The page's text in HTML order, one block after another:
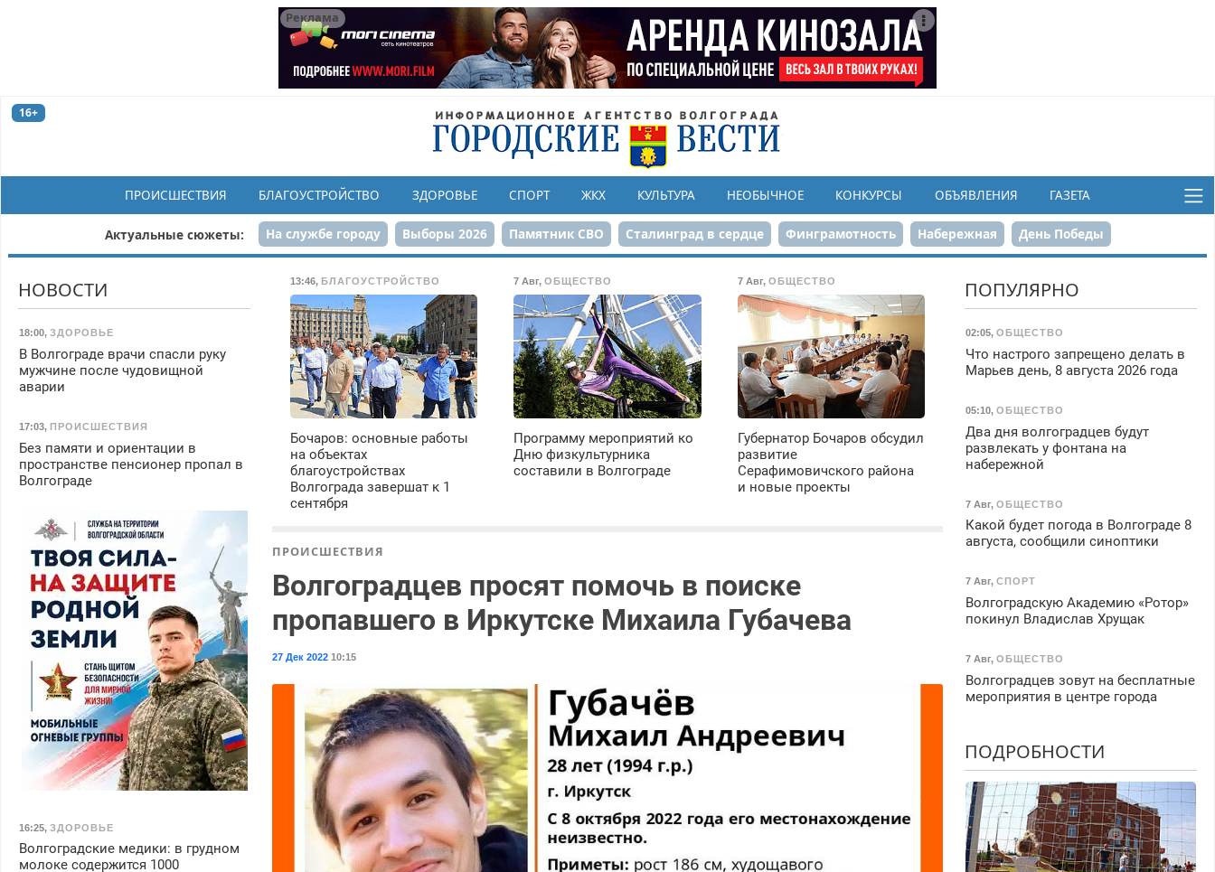
Реклама
16+
ПРОИСШЕСТВИЯ БЛАГОУСТРОЙСТВО ЗДОРОВЬЕ СПОРТ ЖКХ КУЛЬТУРА НЕОБЫЧНОЕ КОНКУРСЫ ОБЪЯВЛЕНИЯ ГАЗЕТА
Актуальные сюжеты: На службе городу Выборы 2026 Памятник СВО Сталинград в сердце Финграмотность Набережная День Победы
Реконструкция ЦПКиО 80-летие Победы Парк Героев-летчиков
13:46, БЛАГОУСТРОЙСТВО
Бочаров: основные работы
на объектах
благоустройствах
Волгограда завершат к 1
сентября
7 Авг,ОБЩЕСТВО
Программу мероприятий ко
Дню физкультурника
составили в Волгограде
7 Авг, ОБЩЕСТВО
Губернатор Бочаров обсудил
развитие
Серафимовичского района
и новые проекты
ПРОИСШЕСТВИЯ
Волгоградцев просят помочь в поиске
пропавшего в Иркутске Михаила Губачева
27 Дек 2022 10:15
НОВОСТИ
18:00, ЗДОРОВЬЕ
В Волгограде врачи спасли руку
мужчине после чудовищной
аварии
17:03, ПРОИСШЕСТВИЯ
Без памяти и ориентации в
пространстве пенсионер пропал в
Волгограде
16:25, ЗДОРОВЬЕ
Волгоградские медики: в грудном
молоке содержится 1000
ПОПУЛЯРНО
02:05, ОБЩЕСТВО
Что настрого запрещено делать в
Марьев день, 8 августа 2026 года
05:10, ОБЩЕСТВО
Два дня волгоградцев будут
развлекать у фонтана на
набережной
7 Авг, ОБЩЕСТВО
Какой будет погода в Волгограде 8
августа, сообщили синоптики
7 Авг, СПОРТ
Волгоградскую Академию «Ротор»
покинул Владислав Хрущак
7 Авг, ОБЩЕСТВО
Волгоградцев зовут на бесплатные
мероприятия в центре города
ПОДРОБНОСТИ